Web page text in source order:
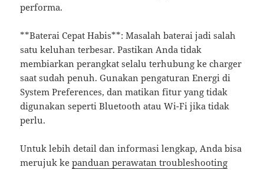
performa.
**Baterai Cepat Habis**: Masalah baterai jadi salah
satu keluhan terbesar. Pastikan Anda tidak
membiarkan perangkat selalu terhubung ke charger
saat sudah penuh. Gunakan pengaturan Energi di
System Preferences, dan matikan fitur yang tidak
digunakan seperti Bluetooth atau Wi-Fi jika tidak
perlu.
Untuk lebih detail dan informasi lengkap, Anda bisa
merujuk kepanduan perawatan troubleshooting